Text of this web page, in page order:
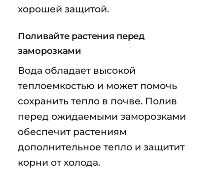
хорошей защитой.
Поливайте растения перед
заморозками
Вода обладает высокой
теплоемкостью и может помочь
сохранить тепло в почве. Полив
перед ожидаемыми заморозками
обеспечит растениям
дополнительное тепло и защитит
корни от холода.